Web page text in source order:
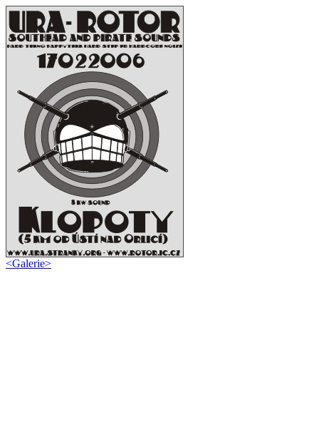
<Galerie>